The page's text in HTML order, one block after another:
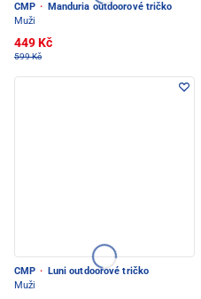
CMP ·
Manduria outdoorové tričko
Muži
449 Kč
599 Kč
CMP ·
Luni outdoorové tričko
Muži